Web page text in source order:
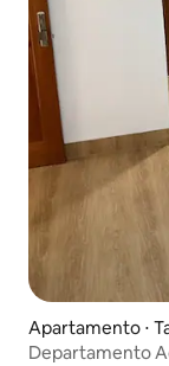
Apartamento ⋅
Departamento